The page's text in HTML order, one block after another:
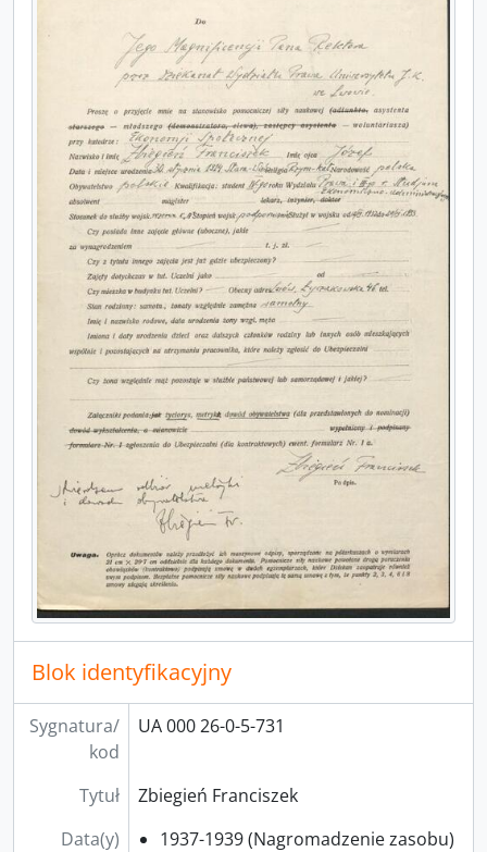
Blok identyfikacyjny
Sygnatura/
kod
UA 000 26-0-5-731
Tytuł
Zbiegień Franciszek
Data(y)
1937-1939 (Nagromadzenie zasobu)